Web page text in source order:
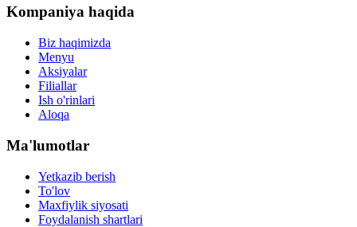
Kompaniya haqida
Biz haqimizda
Menyu
Aksiyalar
Filiallar
Ish o'rinlari
Aloqa
Ma'lumotlar
Yetkazib berish
To'lov
Maxfiylik siyosati
Foydalanish shartlari